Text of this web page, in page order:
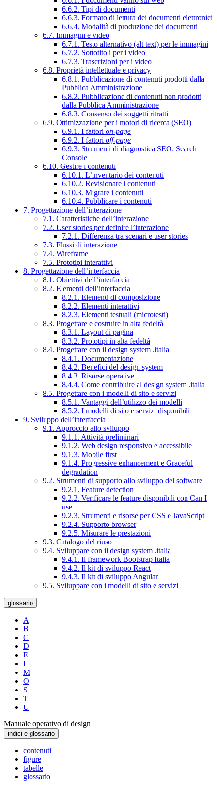
6.6.2. Tipi di documenti
6.6.3. Formato di lettura dei documenti elettronici
6.6.4. Modalità di produzione dei documenti
6.7. Immagini e video
6.7.1. Testo alternativo (alt text) per le immagini
6.7.2. Sottotitoli per i video
6.7.3. Trascrizioni per i video
6.8. Proprietà intellettuale e privacy
6.8.1. Pubblicazione di contenuti prodotti dalla
Pubblica Amministrazione
6.8.2. Pubblicazione di contenuti non prodotti
dalla Pubblica Amministrazione
6.8.3. Consenso dei soggetti ritratti
6.9. Ottimizzazione per i motori di ricerca (SEO)
6.9.1. I fattori on-page
6.9.2. I fattori off-page
6.9.3. Strumenti di diagnostica SEO: Search
Console
6.10. Gestire i contenuti
6.10.1. L’inventario dei contenuti
6.10.2. Revisionare i contenuti
6.10.3. Migrare i contenuti
6.10.4. Pubblicare i contenuti
7. Progettazione dell’interazione
7.1. Caratteristiche dell’interazione
7.2. User stories per definire l’interazione
7.2.1. Differenza tra scenari e user stories
7.3. Flussi di interazione
7.4. Wireframe
7.5. Prototipi interattivi
8. Progettazione dell’interfaccia
8.1. Obiettivi dell’interfaccia
8.2. Elementi dell’interfaccia
8.2.1. Elementi di composizione
8.2.2. Elementi interattivi
8.2.3. Elementi testuali (microtesti)
8.3. Progettare e costruire in alta fedeltà
8.3.1. Layout di pagina
8.3.2. Prototipi in alta fedeltà
8.4. Progettare con il design system .italia
8.4.1. Documentazione
8.4.2. Benefici del design system
8.4.3. Risorse operative
8.4.4. Come contribuire al design system .italia
8.5. Progettare con i modelli di sito e servizi
8.5.1. Vantaggi dell’utilizzo dei modelli
8.5.2. I modelli di sito e servizi disponibili
9. Sviluppo dell’interfaccia
9.1. Approccio allo sviluppo
9.1.1. Attività preliminari
9.1.2. Web design responsivo e accessibile
9.1.3. Mobile first
9.1.4. Progressive enhancement e Graceful
degradation
9.2. Strumenti di supporto allo sviluppo del software
9.2.1. Feature detection
9.2.2. Verificare le feature disponibili con Can I
use
9.2.3. Strumenti e risorse per CSS e JavaScript
9.2.4. Supporto browser
9.2.5. Misurare le prestazioni
9.3. Catalogo del riuso
9.4. Sviluppare con il design system .italia
9.4.1. Il framework Bootstrap Italia
9.4.2. Il kit di sviluppo React
9.4.3. Il kit di sviluppo Angular
9.5. Sviluppare con i modelli di sito e servizi
glossario
A
B
C
D
E
I
M
O
S
T
U
Manuale operativo di design
indici e glossario
contenuti
figure
tabelle
glossario